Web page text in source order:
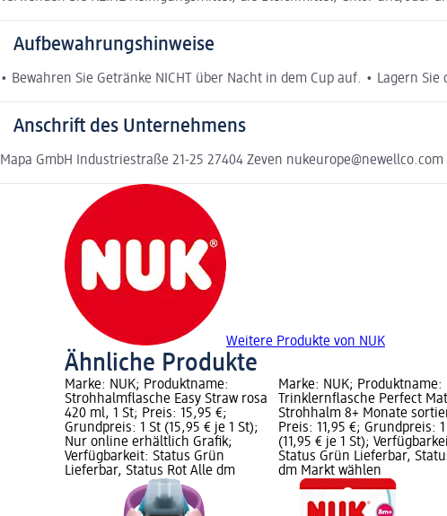
Aufbewahrungshinweise
• Bewahren Sie Getränke NICHT über Nacht in dem Cup auf. • Lagern
Anschrift des Unternehmens
Mapa GmbH Industriestraße 21-25 27404 Zeven
Weitere Produkte von NUK
Ähnliche Produkte
Marke: NUK; Produktname:
Strohhalmflasche Easy Straw rosa
420 ml, 1 St; Preis: 15,95 €;
Grundpreis: 1 St (15,95 € je 1 St);
Nur online erhältlich Grafik;
Verfügbarkeit: Status Grün
Lieferbar, Status Rot Alle dm
Marke: NUK; Produktname:
Trinklernflasche Perfect
Strohhalm 8+ Monate
Preis: 11,95 €; Grundpreis:
(11,95 € je 1 St);
Status Grün Lieferbar,
dm Markt wählen